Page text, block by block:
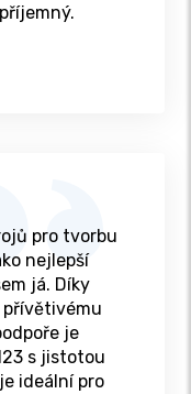
pro tvorbu
nejlepší
já. Díky
je
s jistotou
ideální pro